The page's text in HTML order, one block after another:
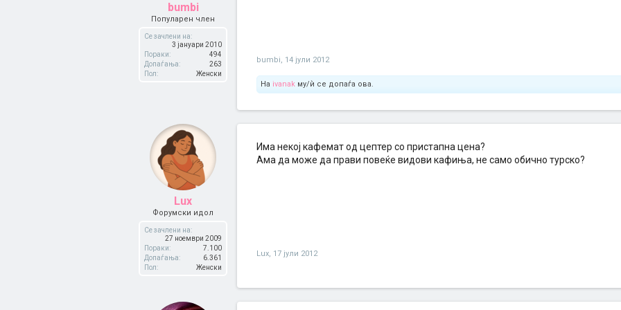
bumbi
Популарен член
Се зачлени на:
3 јануари 2010
Пораки:
494
Допаѓања:
263
Пол:
Женски
bumbi, 14 јули 2012
На ivanak му/ѝ се допаѓа ова.
Lux
Форумски идол
Се зачлени на:
27 ноември 2009
Пораки:
7.100
Допаѓања:
6.361
Пол:
Женски
Има некој кафемат од цептер со пристапна цена?
Ама да може да прави повеќе видови кафиња, не само обично турско?
Lux, 17 јули 2012